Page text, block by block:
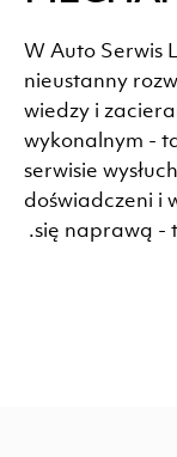
W Auto Serwis
nieustanny
wiedzy i
wykonalnym -
serwisie
doświadczeni i
się naprawą -